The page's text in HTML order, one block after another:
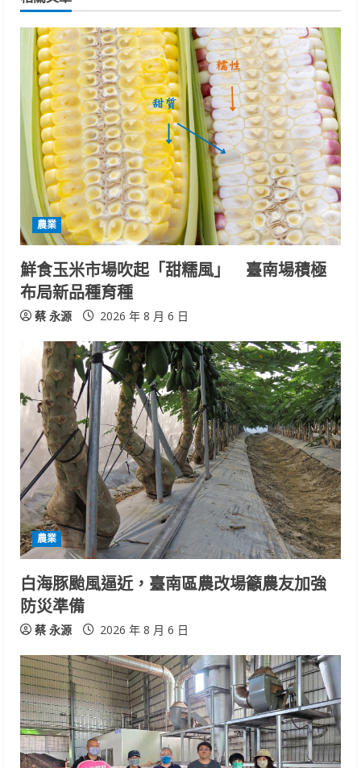
e
R
e
a
d
n
g
農業
鮮食玉米市場吹起「甜糯風」 臺南場積極
布局新品種育種
蔡 永源 2026 年 8 月 6 日
農業
白海豚颱風逼近，臺南區農改場籲農友加強
防災準備
蔡 永源 2026 年 8 月 6 日